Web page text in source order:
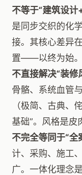
不等于“建筑设计
是同步交织的化
接。其核心差异
置——以终为始。
不直接解决“装修
骨骼、系统血管
（极简、古典、
基础”。风格是皮
不完全等同于“全
计、采购、施工
广。一体化理念